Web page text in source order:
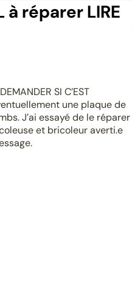
réparer LIRE
SI C’EST
une plaque de
J’ai essayé de le réparer
et bricoleur averti.e